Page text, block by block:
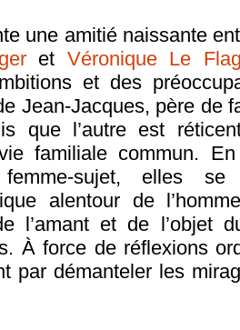
une amitié naissante
et Véronique Le
et des
Jean-Jacques, père de
que l’autre est
familiale commun.
sujet, elles
alentour de
l’amant et de l’objet
À force de réflexions
par démanteler les